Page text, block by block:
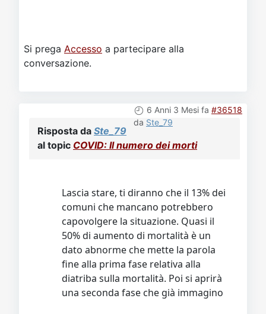
Si prega Accesso a partecipare alla
conversazione.
6 Anni 3 Mesi fa #36518
da Ste_79
Risposta da Ste_79
al topic COVID: Il numero dei morti
Lascia stare, ti diranno che il 13% dei
comuni che mancano potrebbero
capovolgere la situazione. Quasi il
50% di aumento di mortalità è un
dato abnorme che mette la parola
fine alla prima fase relativa alla
diatriba sulla mortalità. Poi si aprirà
una seconda fase che già immagino